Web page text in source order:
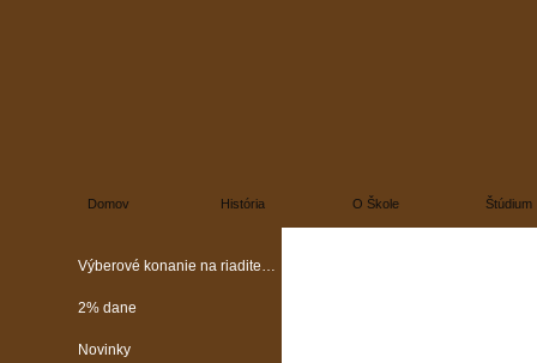
Domov História O Škole Štúdium
Výberové konanie na riaditeľa školy
2% dane
Novinky